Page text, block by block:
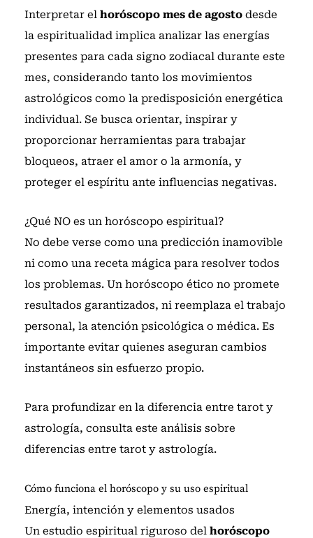
Interpretar el horóscopo mes de agostodesde
la espiritualidad implica analizar las energías
presentes para cada signo zodiacal durante este
mes, considerando tanto los movimientos
astrológicos como la predisposición energética
individual. Se busca orientar, inspirar y
proporcionar herramientas para trabajar
bloqueos, atraer el amor o la armonía, y
proteger el espíritu ante influencias negativas.
¿Qué NO es un horóscopo espiritual?
No debe verse como una predicción inamovible
ni como una receta mágica para resolver todos
los problemas. Un horóscopo ético no promete
resultados garantizados, ni reemplaza el trabajo
personal, la atención psicológica o médica. Es
importante evitar quienes aseguran cambios
instantáneos sin esfuerzo propio.
Para profundizar en la diferencia entre tarot y
astrología, consulta este análisis sobre
diferencias entre tarot y astrología.
Cómo funciona el horóscopo y su uso espiritual
Energía, intención y elementos usados
Un estudio espiritual riguroso del horóscopo